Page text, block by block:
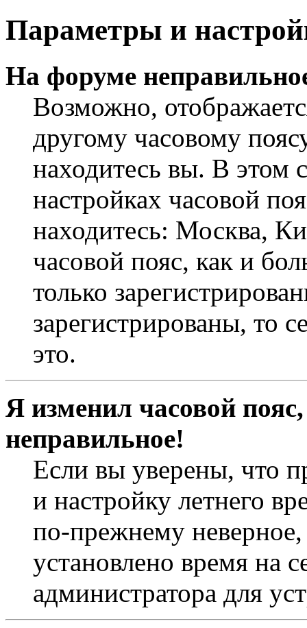
Параметры и
На форуме
Возможно,
другому часовому
находитесь вы. В этом
настройках часовой
находитесь: Москва,
часовой пояс, как и
только
зарегистрированы, то
это.
Я изменил часовой
неправильное!
Если вы уверены, что
и настройку летнего
по-прежнему неверное,
установлено время на
администратора для